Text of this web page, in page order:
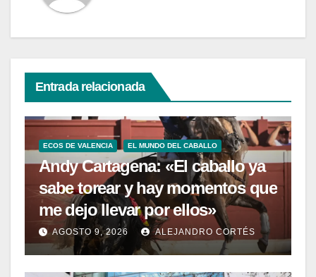
Entrada relacionada
ECOS DE VALENCIA EL MUNDO DEL CABALLO
Andy Cartagena: «El caballo ya
sabe torear y hay momentos que
me dejo llevar por ellos»
AGOSTO 9, 2026 ALEJANDRO CORTÉS